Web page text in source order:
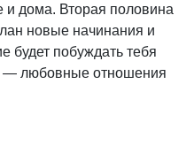
и дома. Вторая половина
новые начинания и
будет побуждать тебя
— любовные отношения